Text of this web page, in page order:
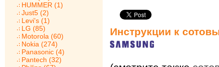
HUMMER (1)
Just5 (2)
Levi's (1)
LG (85)
Motorola (60)
Nokia (274)
Panasonic (4)
Pantech (32)
Инструкции к